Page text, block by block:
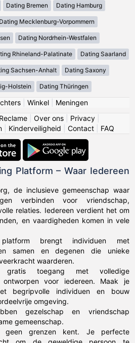
Dating Bremen Dating Hamburg
Dating Mecklenburg-Vorpommern
Dating Nordrhein-Westfalen
Rhineland-Palatinate Dating Saarland
Sachsen-Anhalt Dating Saxony
Holstein Dating Thüringen
| Winkel| Meningen
Reclame Over ons Privacy
Kinderveiligheid Contact FAQ
Platform – Waar Iedereen
de inclusieve gemeenschap waar
verbinden voor vriendschap,
relaties. Iedereen verdient het om
en vaardigheden komen in vele
platform brengt individuen met
samen en degenen die unieke
waarderen.
toegang met volledige
ontworpen voor iedereen. Maak je
begripvolle individuen en bouw
omgeving.
gezelschap en vriendschap
gemeenschap.
geen grenzen kent. Je perfecte